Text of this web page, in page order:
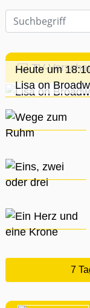
TV-
Heute um
Lisa on
7